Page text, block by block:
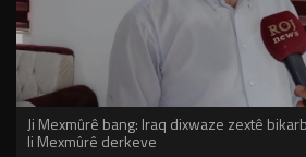
Ji Mexmûrê bang: Iraq dixwaze zextê
li Mexmûrê derkeve